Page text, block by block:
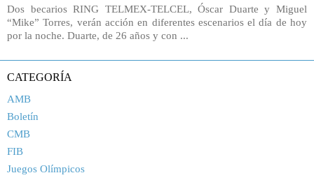
Dos becarios RING TELMEX-TELCEL, Óscar Duarte y Miguel
“Mike” Torres, verán acción en diferentes escenarios el día de hoy
por la noche. Duarte, de 26 años y con ...
CATEGORÍA
AMB
Boletín
CMB
FIB
Juegos Olímpicos